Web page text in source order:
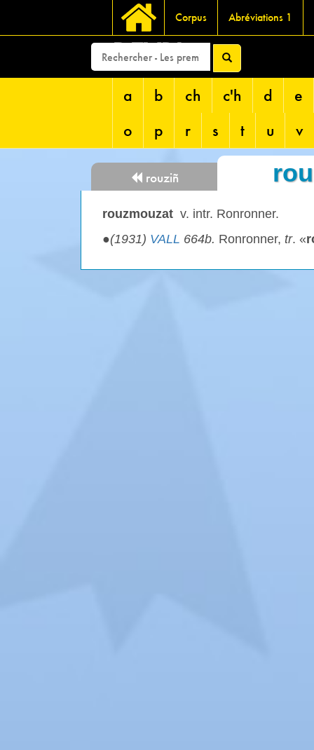
Corpus Abréviations 1
DEVRI
a b ch c'h d
e
o
p r s t u v
rouziñ
rouzmouzat v. intr. Ronronner.
●(1931) VALL 664b. Ronronner, tr. «